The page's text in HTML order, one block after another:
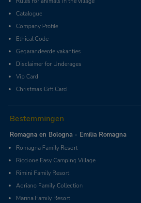
Catalogue
Company Profile
Ethical Code
Gegarandeerde vakanties
Disclaimer for Underages
Vip Card
Christmas Gift Card
Bestemmingen
Romagna en Bologna - Emilia Romagna
Romagna Family Resort
Riccione Easy Camping Village
Rimini Family Resort
Adriano Family Collection
Marina Family Resort